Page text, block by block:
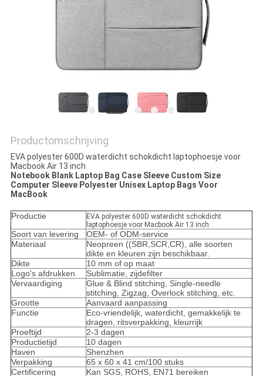
Productomschrijving
EVA polyester 600D waterdicht schokdicht laptophoesje voor
Macbook Air 13 inch
Notebook Blank Laptop Bag Case Sleeve Custom Size
Computer Sleeve Polyester Unisex Laptop Bags Voor
MacBook
Productie
EVA polyester 600D waterdicht schokdicht
laptophoesje voor Macbook Air 13 inch
Soort van levering
OEM- of ODM-service
Materiaal
Neopreen ((SBR,SCR,CR), alle soorten
dikte en kleuren zijn beschikbaar.
Dikte
10 mm of op maat
Logo's afdrukken
Sublimatie, zijdefilter
Vervaardiging
Glue & Blind stitching, Single-needle
stitching, Zigzag, Overlock stitching, etc.
Grootte
Aanvaard aanpassing
Functie
Eco-vriendelijk, waterdicht, gemakkelijk te
dragen, ritsverpakking, kleurrijk
Proeftijd
2-3 dagen
Productietijd
10 dagen
Haven
Shenzhen
Verpakking
65 x 60 x 41 cm/100 stuks
Certificering
Kan SGS, ROHS, EN71 bereiken